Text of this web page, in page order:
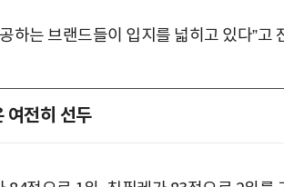
하는 브랜드들이 입지를 넓히고 있다”고
전히 선두